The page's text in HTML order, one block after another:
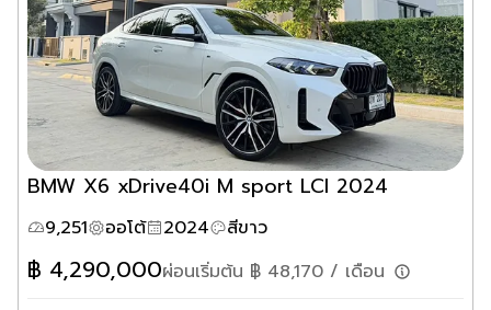
BMW X6 xDrive40i M sport LCI 2024
9,251 ออโต้ 2024 สีขาว
฿ 4,290,000ผ่อนเริ่มต้น ฿ 48,170 / เดือน